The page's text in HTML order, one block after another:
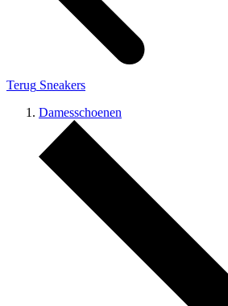
Terug Sneakers
Damesschoenen